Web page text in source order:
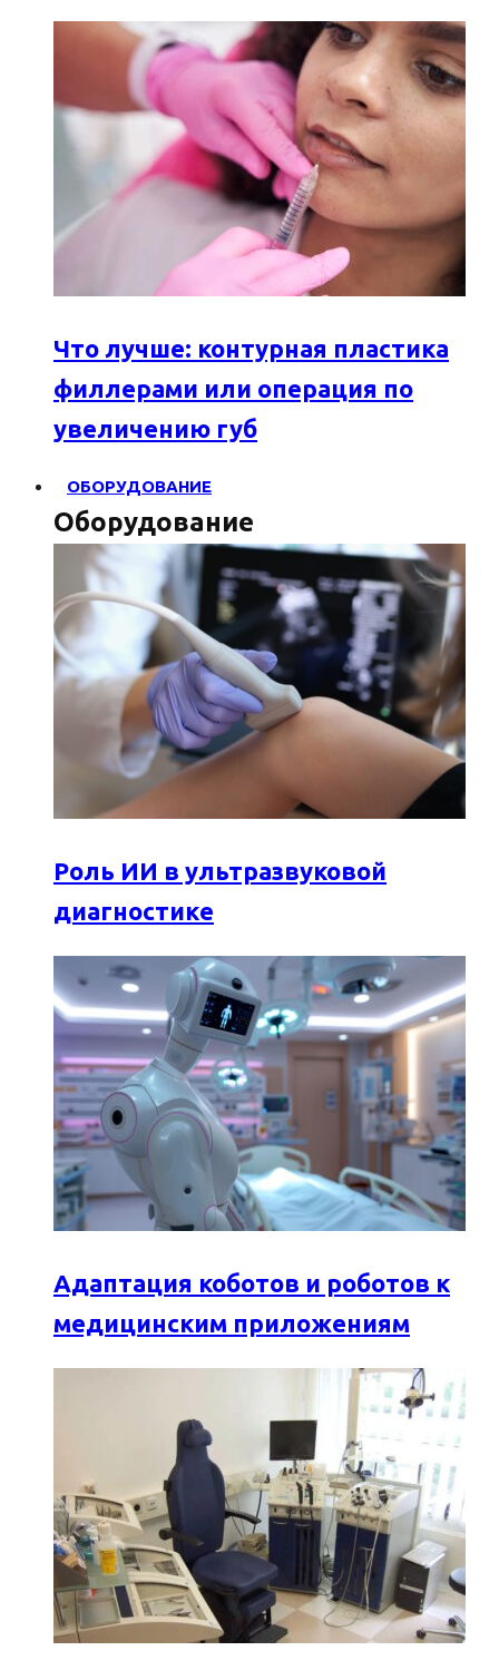
Что лучше: контурная пластика
филлерами или операция по
увеличению губ
ОБОРУДОВАНИЕ
Оборудование
Роль ИИ в ультразвуковой
диагностике
Адаптация коботов и роботов к
медицинским приложениям